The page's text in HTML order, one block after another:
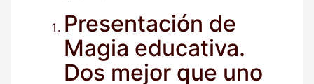
Presentación de
Magia educativa.
Dos mejor que uno